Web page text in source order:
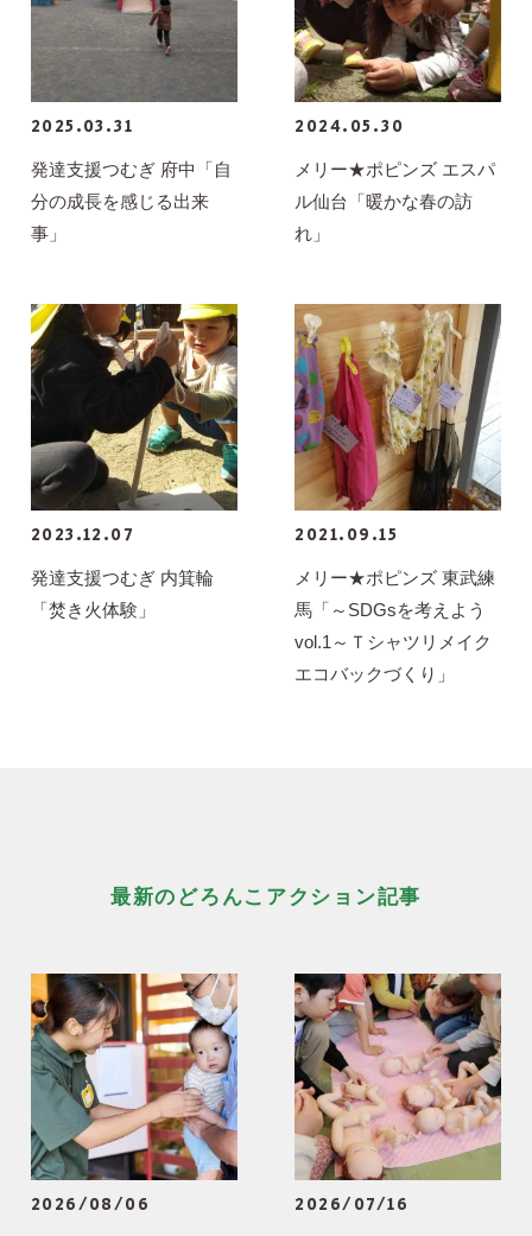
2025.03.31
発達支援つむぎ 府中「自
分の成長を感じる出来
事」
2024.05.30
メリー★ポピンズ エスパ
ル仙台「暖かな春の訪
れ」
2023.12.07
発達支援つむぎ 内箕輪
「焚き火体験」
2021.09.15
メリー★ポピンズ 東武練
馬「～SDGsを考えよう
vol.1～Ｔシャツリメイク
エコバックづくり」
最新のどろんこアクション記事
2026/08/06 2026/07/16